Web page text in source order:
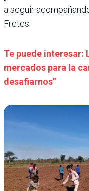
a seguir
Fretes.
Te puede interesar:
mercados para la
desafiarnos”